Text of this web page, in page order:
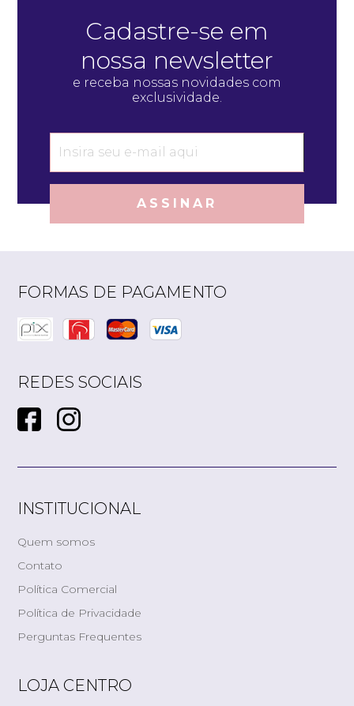
Cadastre-se em
nossa newsletter
e receba nossas novidades com
exclusividade.
ASSINAR
FORMAS DE PAGAMENTO
REDES SOCIAIS
INSTITUCIONAL
Quem somos
Contato
Política Comercial
Política de Privacidade
Perguntas Frequentes
LOJA CENTRO